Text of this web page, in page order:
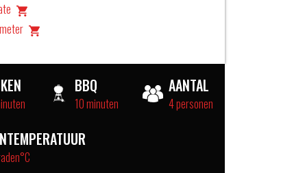
BBQ
10 minuten
AANTAL
4 personen